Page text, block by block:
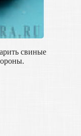
свиные